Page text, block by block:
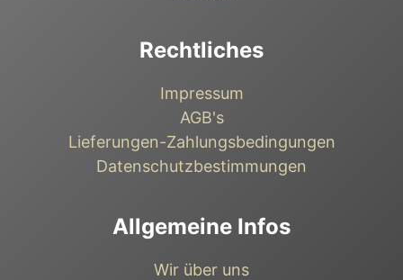
Rechtliches
Impressum
AGB's
Lieferungen-Zahlungsbedingungen
Datenschutzbestimmungen
Allgemeine Infos
Wir über uns